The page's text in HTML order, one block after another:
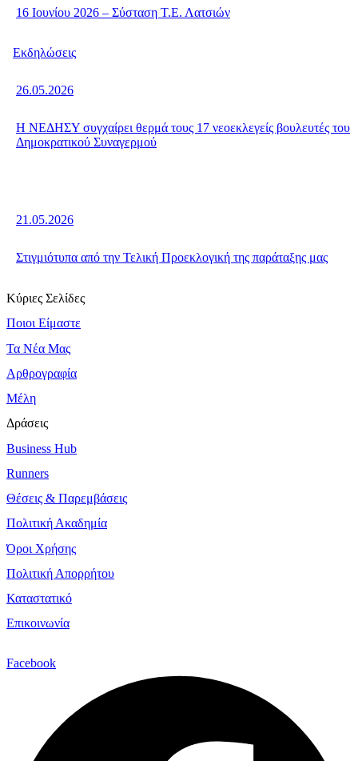
16 Ιουνίου 2026 – Σύσταση Τ.Ε. Λατσιών
26.05.2026
Η ΝΕΔΗΣΥ συγχαίρει θερμά τους 17 νεοεκλεγείς βουλευτές του
Δημοκρατικού Συναγερμού
Εκδηλώσεις
21.05.2026
Στιγμιότυπα από την Τελική Προεκλογική της παράταξης μας
Κύριες Σελίδες
Ποιοι Είμαστε
Τα Νέα Μας
Αρθρογραφία
Μέλη
Δράσεις
Business Hub
Runners
Θέσεις & Παρεμβάσεις
Πολιτική Ακαδημία
Όροι Χρήσης
Πολιτική Απορρήτου
Καταστατικό
Επικοινωνία
Facebook